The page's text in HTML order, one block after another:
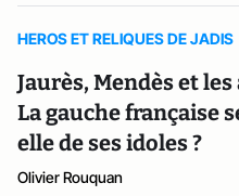
HEROS ET RELIQUES DE JADIS
Jaurès, Mendès et
La gauche française
elle de ses idoles ?
Olivier Rouquan